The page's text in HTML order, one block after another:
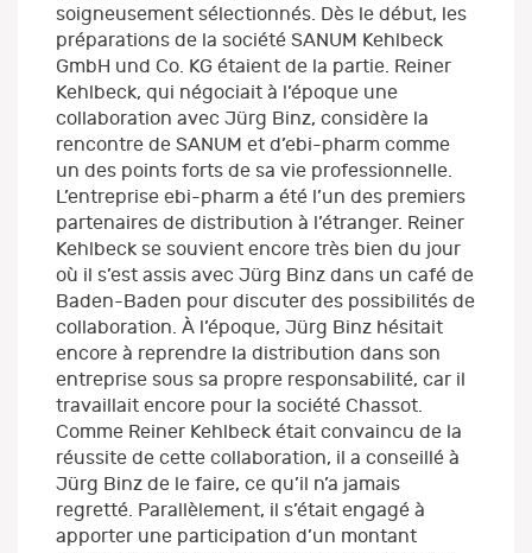
soigneusement sélectionnés. Dès le début, les
préparations de la société SANUM Kehlbeck
GmbH und Co. KG étaient de la partie. Reiner
Kehlbeck, qui négociait à l’époque une
collaboration avec Jürg Binz, considère la
rencontre de SANUM et d’ebi-pharm comme
un des points forts de sa vie professionnelle.
L’entreprise ebi-pharm a été l’un des premiers
partenaires de distribution à l’étranger. Reiner
Kehlbeck se souvient encore très bien du jour
où il s’est assis avec Jürg Binz dans un café de
Baden-Baden pour discuter des possibilités de
collaboration. À l’époque, Jürg Binz hésitait
encore à reprendre la distribution dans son
entreprise sous sa propre responsabilité, car il
travaillait encore pour la société Chassot.
Comme Reiner Kehlbeck était convaincu de la
réussite de cette collaboration, il a conseillé à
Jürg Binz de le faire, ce qu’il n’a jamais
regretté. Parallèlement, il s’était engagé à
apporter une participation d’un montant